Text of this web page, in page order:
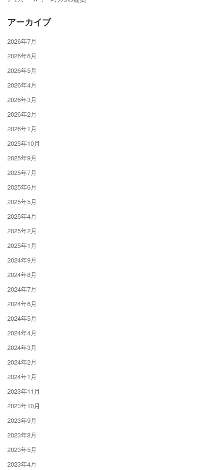
アーカイブ
2026年7月
2026年6月
2026年5月
2026年4月
2026年3月
2026年2月
2026年1月
2025年10月
2025年9月
2025年7月
2025年6月
2025年5月
2025年4月
2025年2月
2025年1月
2024年9月
2024年8月
2024年7月
2024年6月
2024年5月
2024年4月
2024年3月
2024年2月
2024年1月
2023年11月
2023年10月
2023年9月
2023年8月
2023年5月
2023年4月